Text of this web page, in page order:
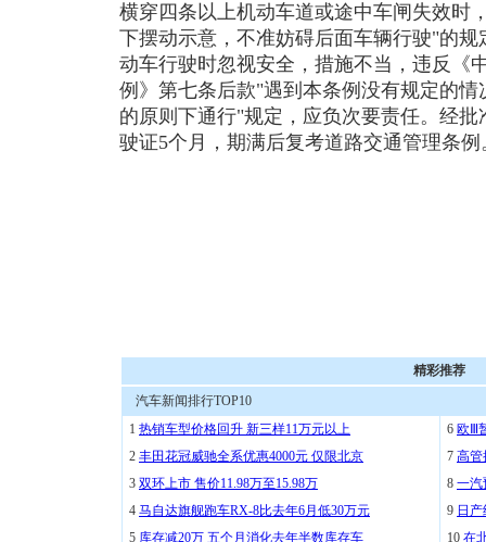
横穿四条以上机动车道或途中车闸失效时
下摆动示意，不准妨碍后面车辆行驶"的
动车行驶时忽视安全，措施不当，违反《
例》第七条后款"遇到本条例没有规定的
的原则下通行"规定，应负次要责任。经
驶证5个月，期满后复考道路交通管理条例
精彩推荐
汽车新闻排行TOP10
1 热销车型价格回升 新三样11万元以上
2 丰田花冠威驰全系优惠4000元 仅限北京
3 双环上市 售价11.98万至15.98万
4 马自达旗舰跑车RX-8比去年6月低30万元
5 库存减20万 五个月消化去年半数库存车
6 欧Ⅲ
7 高管
8 一汽
9 日
10 在